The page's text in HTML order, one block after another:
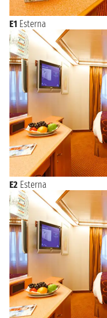
E1 Esterna
E2 Esterna